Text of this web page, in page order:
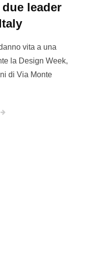
leader
vita a una
la Design Week,
di Via Monte